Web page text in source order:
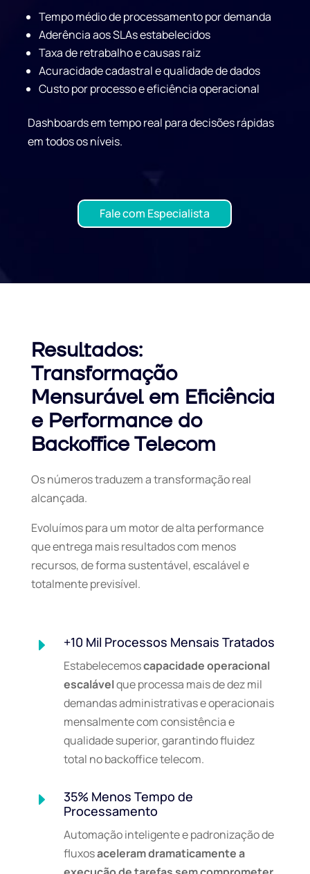
Tempo médio de processamento por demanda
Aderência aos SLAs estabelecidos
Taxa de retrabalho e causas raiz
Acuracidade cadastral e qualidade de dados
Custo por processo e eficiência operacional
Dashboards em tempo real para decisões rápidas
em todos os níveis.
Fale com Especialista
Resultados:
Transformação
Mensurável em Eficiência
e Performance do
Backoffice Telecom
Os números traduzem a transformação real
alcançada.
Evoluímos para um motor de alta performance
que entrega mais resultados com menos
recursos, de forma sustentável, escalável e
totalmente previsível.
E +10 Mil Processos Mensais Tratados
Estabelecemoscapacidade operacional
escalávelque processa mais de dez mil
demandas administrativas e operacionais
mensalmente com consistência e
qualidade superior, garantindo fluidez
total no backoffice telecom.
E
35% Menos Tempo de
Processamento
Automação inteligente e padronização de
fluxosaceleram dramaticamente a